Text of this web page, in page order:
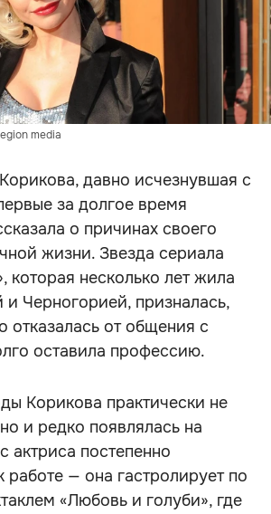
media
давно исчезнувшая с
за долгое время
о причинах своего
жизни. Звезда сериала
которая несколько лет жила
Черногорией, призналась,
отказалась от общения с
оставила профессию.
Корикова практически не
и редко появлялась на
актриса постепенно
работе — она гастролирует по
«Любовь и голуби», где